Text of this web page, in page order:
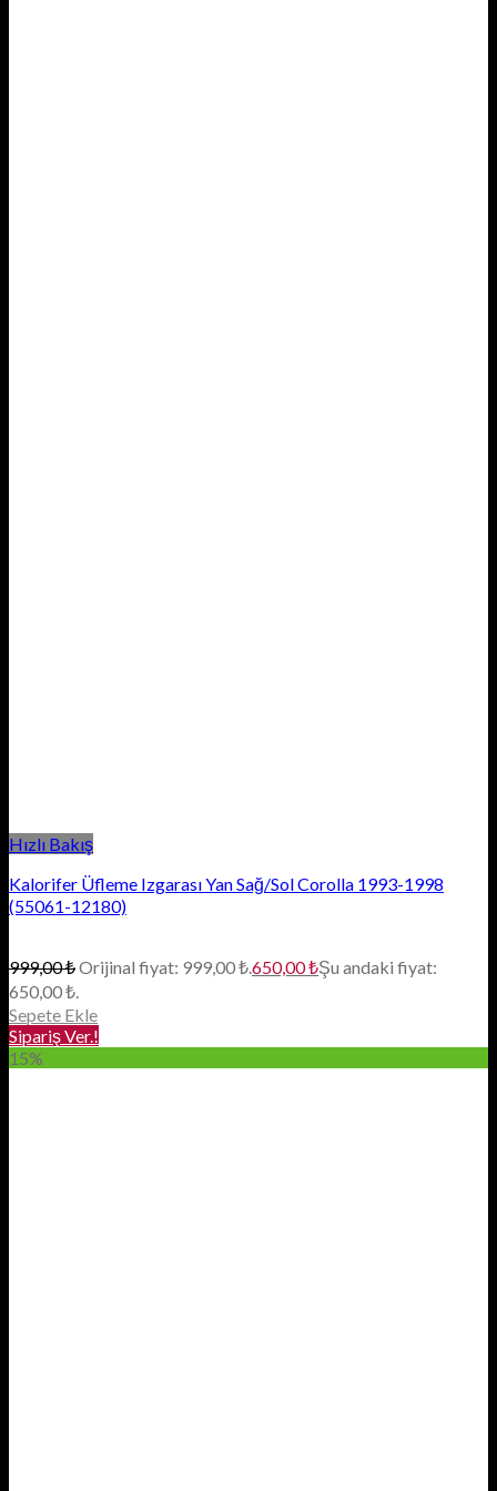
Hızlı Bakış
Kalorifer Üfleme Izgarası Yan Sağ/Sol Corolla 1993-1998
(55061-12180)
999,00₺Orijinal fiyat: 999,00 ₺.650,00₺Şu andaki fiyat:
650,00 ₺.
Sepete Ekle
Sipariş Ver.!
15%